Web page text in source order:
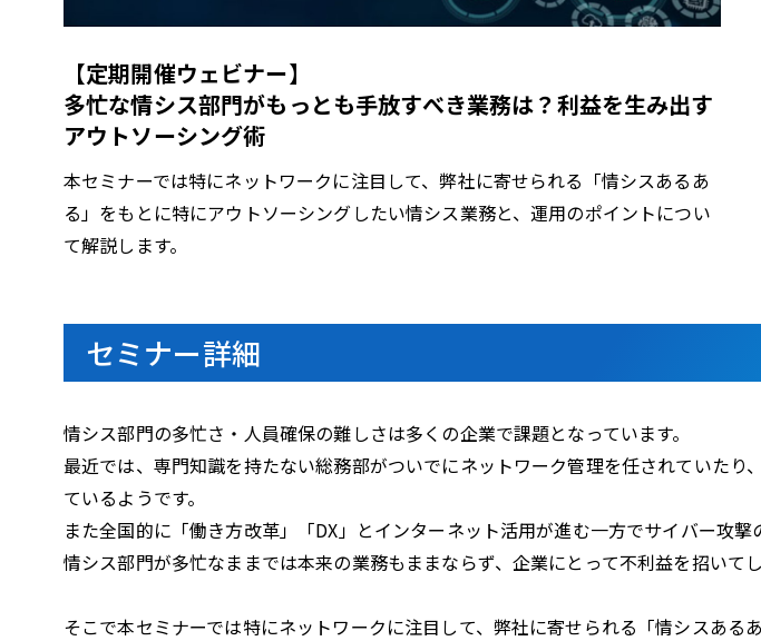
a
y
V
i
d
【定期開催ウェビナー】
多忙な情シス部門がもっとも手放すべき業務は？利益を生み出す
アウトソーシング術
本セミナーでは特にネットワークに注目して、弊社に寄せられる「情シスあるあ
る」をもとに特にアウトソーシングしたい情シス業務と、運用のポイントについ
て解説します。
セミナー詳細
情シス部門の多忙さ・人員確保の難しさは多くの企業で課題となっています。
最近では、専門知識を持たない総務部がついでにネットワーク管理を任されていた
ているようです。
また全国的に「働き方改革」「DX」とインターネット活用が進む一方でサイバー攻
情シス部門が多忙なままでは本来の業務もままならず、企業にとって不利益を招いて
そこで本セミナーでは特にネットワークに注目して、弊社に寄せられる「情シスあ